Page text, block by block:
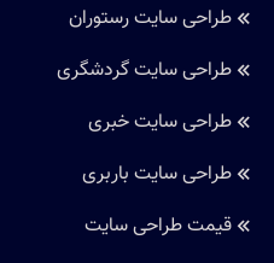
طراحی سایت رستوران
طراحی سایت گردشگری
طراحی سایت خبری
طراحی سایت باربری
قیمت طراحی سایت